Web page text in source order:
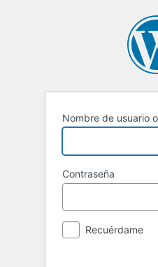
Nombre de usuario
Contraseña
Recuérdame